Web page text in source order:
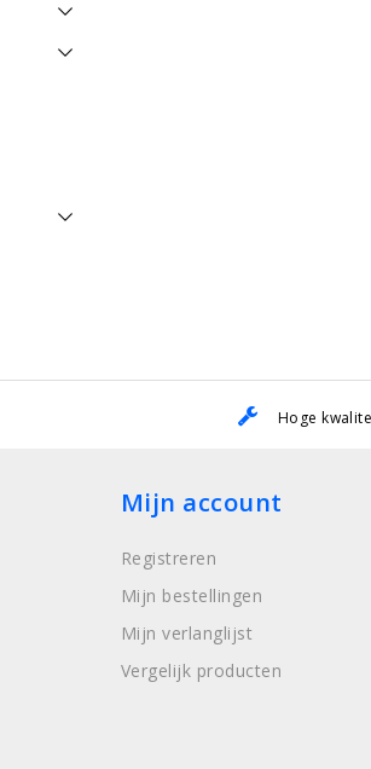
Hoge
Mijn account
Registreren
Mijn bestellingen
Mijn verlanglijst
Vergelijk producten